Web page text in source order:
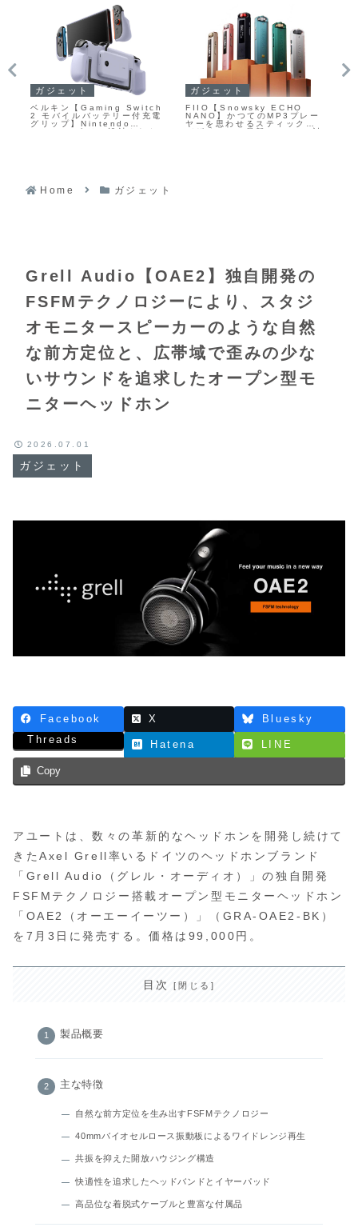
ガジェットセール
【Padsmith Gaming
IEM】チタンコーティングダ
イナミックドライバーと平面
磁気ドライバーによるハイブ
家電
レコルト【エアーオーブン
4L】4Lの大容量バスケットに
食材をたっぷり入れ、高温の
熱風で包み込むように加熱す
Home ガジェット
Grell Audio【OAE2】独自開発の
FSFMテクノロジーにより、スタジ
オモニタースピーカーのような自然
な前方定位と、広帯域で歪みの少な
いサウンドを追求したオープン型モ
ニターヘッドホン
ガジェット
2026.07.01
Facebook X
Bluesky
Threads
Hatena LINE
Copy
アユートは、数々の革新的なヘッドホンを開発し続けて
きたAxel Grell率いるドイツのヘッドホンブランド
「Grell Audio（グレル・オーディオ）」の独自開発
FSFMテクノロジー搭載オープン型モニターヘッドホン
「OAE2（オーエーイーツー）」（GRA-OAE2-BK）
を7月3日に発売する。価格は99,000円。
目次
製品概要
主な特徴
自然な前方定位を生み出すFSFMテクノロジー
40mmバイオセルロース振動板によるワイドレンジ再生
共振を抑えた開放ハウジング構造
快適性を追求したヘッドバンドとイヤーパッド
高品位な着脱式ケーブルと豊富な付属品